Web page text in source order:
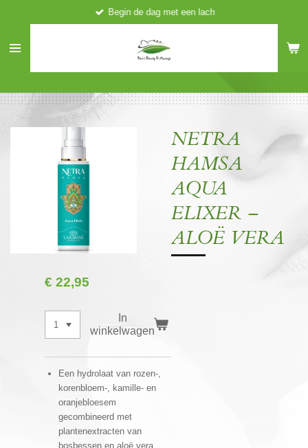
naar
hoofdinhoud
Begin de dag met een lach
NETRA
HAMSA
AQUA
ELIXER –
ALOË VERA
€ 22,95
In
winkelwagen
Een hydrolaat van rozen-,
korenbloem-, kamille- en
oranjebloesem
gecombineerd met
plantenextracten van
bosbessen en aloë vera.